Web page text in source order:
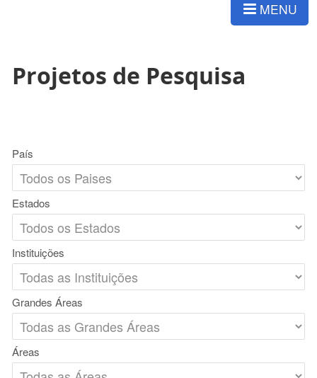
MENU
Projetos de Pesquisa
País
Estados
Instituições
Grandes Áreas
Áreas